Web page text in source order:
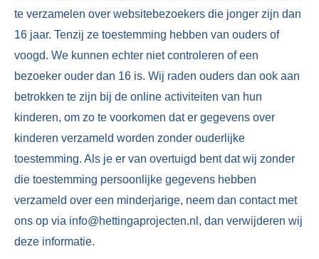
te verzamelen over websitebezoekers die jonger zijn dan
16 jaar. Tenzij ze toestemming hebben van ouders of
voogd. We kunnen echter niet controleren of een
bezoeker ouder dan 16 is. Wij raden ouders dan ook aan
betrokken te zijn bij de online activiteiten van hun
kinderen, om zo te voorkomen dat er gegevens over
kinderen verzameld worden zonder ouderlijke
toestemming. Als je er van overtuigd bent dat wij zonder
die toestemming persoonlijke gegevens hebben
verzameld over een minderjarige, neem dan contact met
ons op via info@hettingaprojecten.nl, dan verwijderen wij
deze informatie.